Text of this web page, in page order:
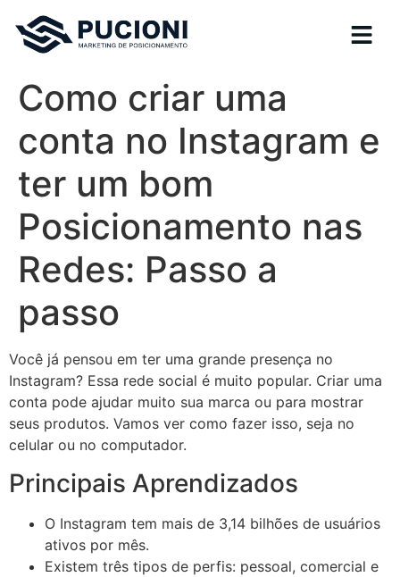
Como criar uma
conta no Instagram e
ter um bom
Posicionamento nas
Redes: Passo a
passo
Você já pensou em ter uma grande presença no
Instagram? Essa rede social é muito popular. Criar uma
conta pode ajudar muito sua marca ou para mostrar
seus produtos. Vamos ver como fazer isso, seja no
celular ou no computador.
Principais Aprendizados
O Instagram tem mais de 3,14 bilhões de usuários
ativos por mês.
Existem três tipos de perfis: pessoal, comercial e